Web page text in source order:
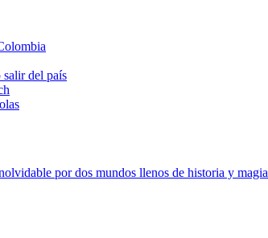
salir del país
por dos mundos llenos de historia y magia